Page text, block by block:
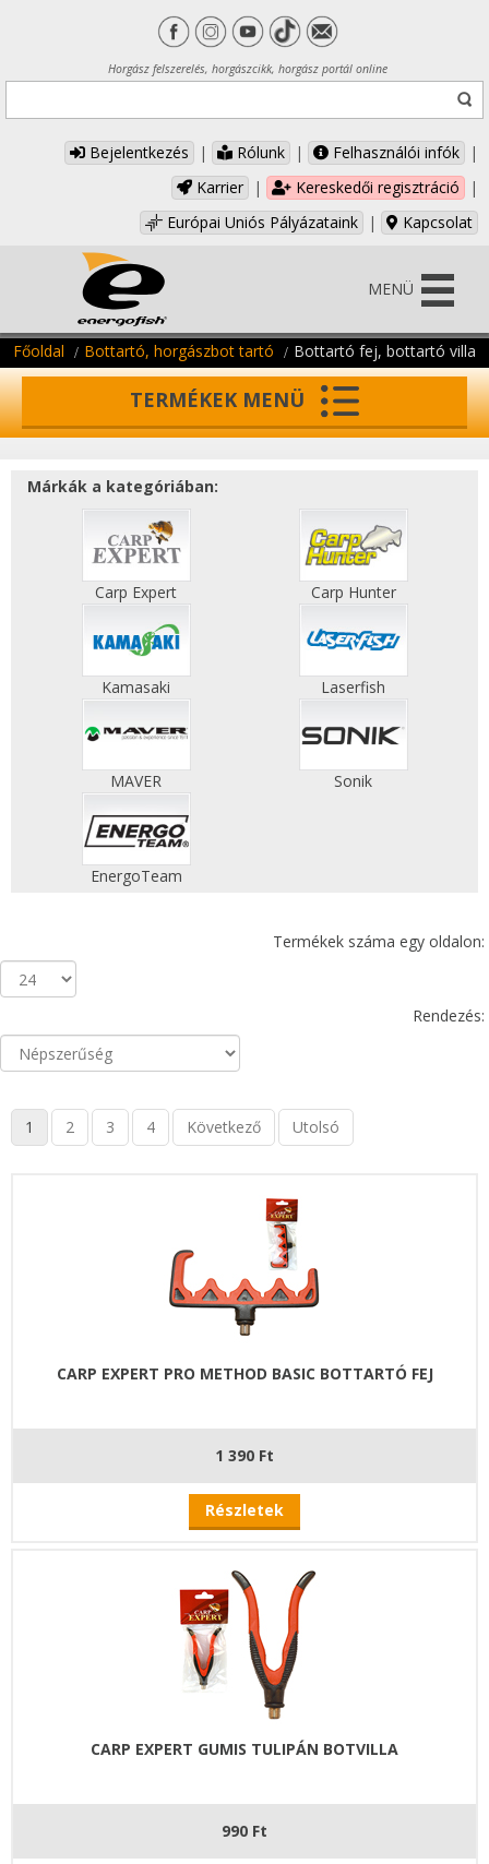
Horgász felszerelés, horgászcikk, horgász portál online
Bejelentkezés | Rólunk | Felhasználói infók
|
Karrier
| Kereskedői regisztráció
|
Európai Uniós Pályázataink
| Kapcsolat
MENÜ
Főoldal Bottartó, horgászbot tartó Bottartó fej, bottartó villa
TERMÉKEK MENÜ
Márkák a kategóriában:
Carp Expert Carp Hunter
Kamasaki Laserfish
MAVER Sonik
EnergoTeam
Termékek száma egy oldalon:
Rendezés:
1 2 3 4 Következő Utolsó
CARP EXPERT PRO METHOD BASIC BOTTARTÓ FEJ
1 390 Ft
Részletek
CARP EXPERT GUMIS TULIPÁN BOTVILLA
990 Ft